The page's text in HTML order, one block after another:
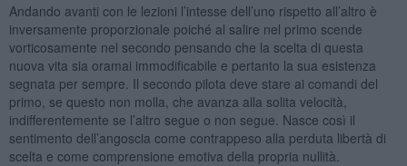
Andando avanti con le lezioni l’intesse dell’uno rispetto all’altro è
inversamente proporzionale poiché al salire nel primo scende
vorticosamente nel secondo pensando che la scelta di questa
nuova vita sia oramai immodificabile e pertanto la sua esistenza
segnata per sempre. Il secondo pilota deve stare ai comandi del
primo, se questo non molla, che avanza alla solita velocità,
indifferentemente se l’altro segue o non segue. Nasce così il
sentimento dell’angoscia come contrappeso alla perduta libertà di
scelta e come comprensione emotiva della propria nullità.